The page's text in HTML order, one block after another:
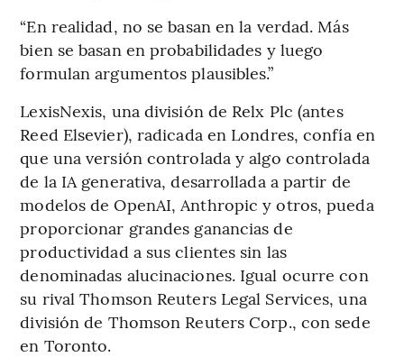
“En realidad, no se basan en la verdad. Más
bien se basan en probabilidades y luego
formulan argumentos plausibles.”
LexisNexis, una división de Relx Plc (antes
Reed Elsevier), radicada en Londres, confía en
que una versión controlada y algo controlada
de la IA generativa, desarrollada a partir de
modelos de OpenAI, Anthropic y otros, pueda
proporcionar grandes ganancias de
productividad a sus clientes sin las
denominadas alucinaciones. Igual ocurre con
su rival Thomson Reuters Legal Services, una
división de Thomson Reuters Corp., con sede
en Toronto.